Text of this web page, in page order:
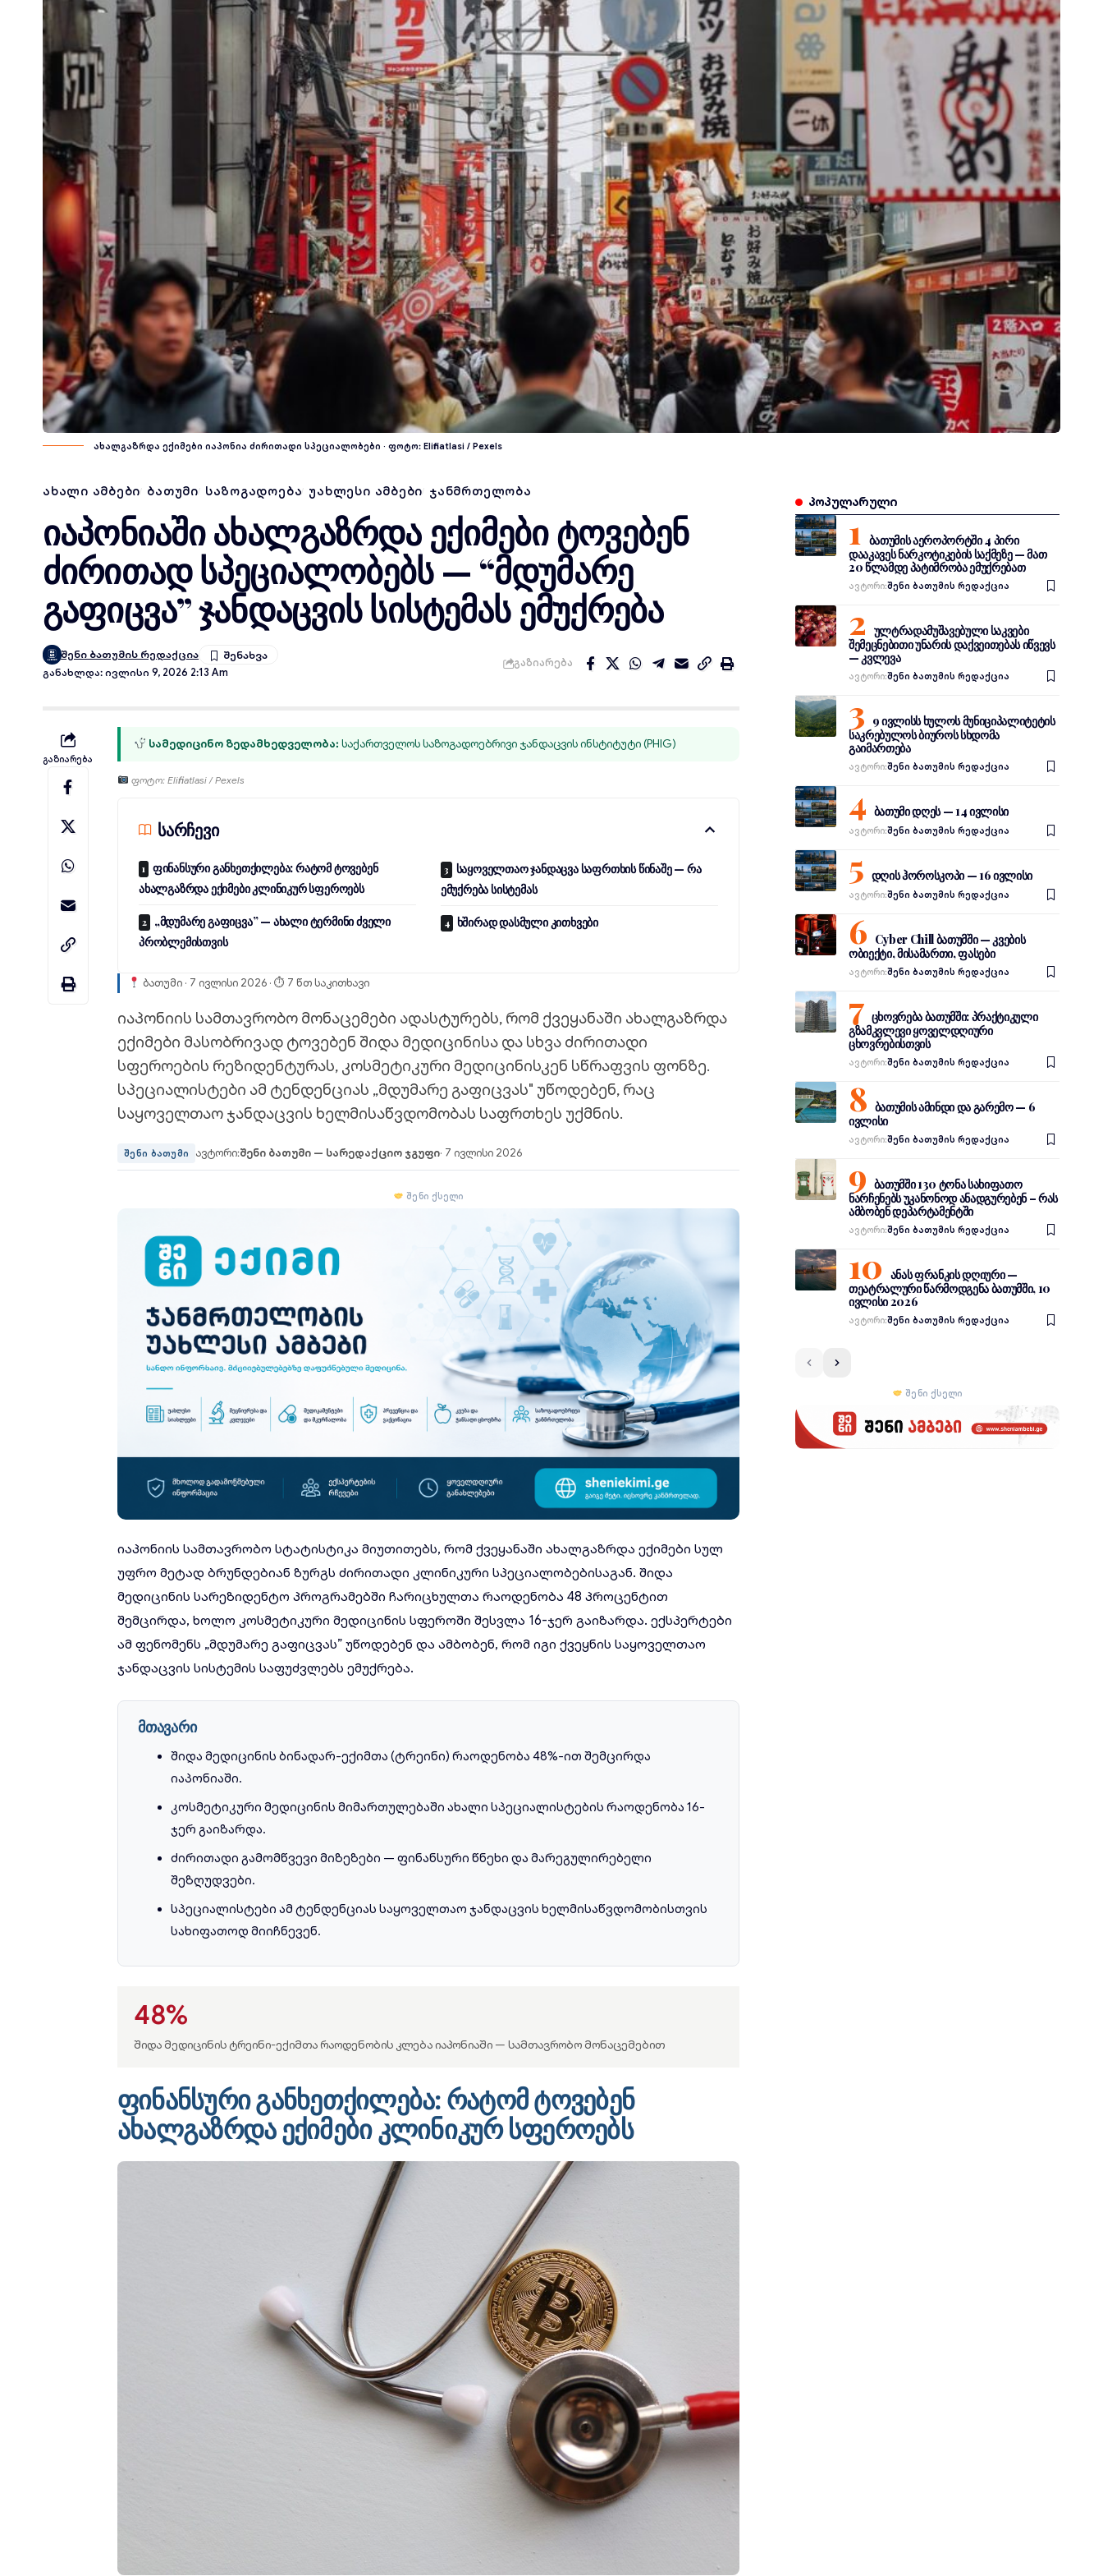
ახალგაზრდა ექიმები იაპონია ძირითადი სპეციალობები · ფოტო: Elifinatlasi / Pexels
ᲐᲮᲐᲚᲘ ᲐᲛᲑᲔᲑᲘ ᲑᲐᲗᲣᲛᲘ ᲡᲐᲖᲝᲒᲐᲓᲝᲔᲑᲐ ᲣᲐᲮᲚᲔᲡᲘ ᲐᲛᲑᲔᲑᲘ ᲯᲐᲜᲛᲠᲗᲔᲚᲝᲑᲐ
იაპონიაში ახალგაზრდა ექიმები ტოვებენ
ძირითად სპეციალობებს — “მდუმარე
გაფიცვა” ჯანდაცვის სისტემას ემუქრება
Განახლდა: Ივლისი 9, 2026 2:13 Am
შენი ბათუმის რედაქცია
Გაზიარება
Გაზიარება
სამედიცინო ზედამხედველობა: საქართველოს საზოგადოებრივი ჯანდაცვის ინსტიტუტი (PHIG)
ფოტო: Elifinatlasi / Pexels
სარჩევი
ფინანსური განხეთქილება: რატომ ტოვებენ
ახალგაზრდა ექიმები კლინიკურ სფეროებს
„მდუმარე გაფიცვა” — ახალი ტერმინი ძველი
პრობლემისთვის
საყოველთაო ჯანდაცვა საფრთხის წინაშე — რა
ემუქრება სისტემას
ხშირად დასმული კითხვები
ბათუმი · 7 ივლისი 2026 · ⏱ 7 წთ საკითხავი
იაპონიის სამთავრობო მონაცემები ადასტურებს, რომ ქვეყანაში ახალგაზრდა
ექიმები მასობრივად ტოვებენ შიდა მედიცინისა და სხვა ძირითადი
სფეროების რეზიდენტურას, კოსმეტიკური მედიცინისკენ სწრაფვის ფონზე.
სპეციალისტები ამ ტენდენციას „მდუმარე გაფიცვას" უწოდებენ, რაც
საყოველთაო ჯანდაცვის ხელმისაწვდომობას საფრთხეს უქმნის.
შენი ბათუმი ავტორი:შენი ბათუმი — სარედაქციო ჯგუფი· 7 ივლისი 2026
შენი ქსელი
იაპონიის სამთავრობო სტატისტიკა მიუთითებს, რომ ქვეყანაში ახალგაზრდა ექიმები სულ
უფრო მეტად ბრუნდებიან ზურგს ძირითადი კლინიკური სპეციალობებისაგან. შიდა
მედიცინის სარეზიდენტო პროგრამებში ჩარიცხულთა რაოდენობა 48 პროცენტით
შემცირდა, ხოლო კოსმეტიკური მედიცინის სფეროში შესვლა 16-ჯერ გაიზარდა. ექსპერტები
ამ ფენომენს „მდუმარე გაფიცვას” უწოდებენ და ამბობენ, რომ იგი ქვეყნის საყოველთაო
ჯანდაცვის სისტემის საფუძვლებს ემუქრება.
მთავარი
შიდა მედიცინის ბინადარ-ექიმთა (ტრეინი) რაოდენობა 48%-ით შემცირდა
იაპონიაში.
კოსმეტიკური მედიცინის მიმართულებაში ახალი სპეციალისტების რაოდენობა 16-
ჯერ გაიზარდა.
ძირითადი გამომწვევი მიზეზები — ფინანსური წნეხი და მარეგულირებელი
შეზღუდვები.
სპეციალისტები ამ ტენდენციას საყოველთაო ჯანდაცვის ხელმისაწვდომობისთვის
სახიფათოდ მიიჩნევენ.
48%
შიდა მედიცინის ტრეინი-ექიმთა რაოდენობის კლება იაპონიაში — სამთავრობო მონაცემებით
ფინანსური განხეთქილება: რატომ ტოვებენ
ახალგაზრდა ექიმები კლინიკურ სფეროებს
პოპულარული
ბათუმის აეროპორტში 4 პირი
დააკავეს ნარკოტიკების საქმეზე — მათ
20 წლამდე პატიმრობა ემუქრებათ
Ავტორი:შენი ბათუმის რედაქცია
ულტრადამუშავებული საკვები
შემეცნებითი უნარის დაქვეითებას იწვევს
— კვლევა
Ავტორი:შენი ბათუმის რედაქცია
9 ივლისს ხულოს მუნიციპალიტეტის
საკრებულოს ბიუროს სხდომა
გაიმართება
Ავტორი:შენი ბათუმის რედაქცია
ბათუმი დღეს — 14 ივლისი
Ავტორი:შენი ბათუმის რედაქცია
დღის ჰოროსკოპი — 16 ივლისი
Ავტორი:შენი ბათუმის რედაქცია
Cyber Chill ბათუმში — კვების
ობიექტი, მისამართი, ფასები
Ავტორი:შენი ბათუმის რედაქცია
ცხოვრება ბათუმში: პრაქტიკული
გზამკვლევი ყოველდღიური
ცხოვრებისთვის
Ავტორი:შენი ბათუმის რედაქცია
ბათუმის ამინდი და გარემო — 6
ივლისი
Ავტორი:შენი ბათუმის რედაქცია
ბათუმში 130 ტონა სახიფათო
ნარჩენებს უკანონოდ ანადგურებენ – რას
ამბობენ დეპარტამენტში
Ავტორი:შენი ბათუმის რედაქცია
ანას ფრანკის დღიური —
თეატრალური წარმოდგენა ბათუმში, 10
ივლისი 2026
Ავტორი:შენი ბათუმის რედაქცია
შენი ქსელი